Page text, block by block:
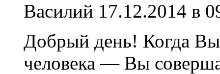
Василий 17.12.2014 в
Добрый день! Когда Вы
человека — Вы